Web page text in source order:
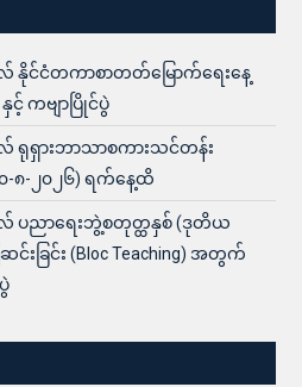
နိုင်ငံတကာစာတတ်မြောက်ရေးနေ့
ကဗျာပြိုင်ပွဲ
ရုရှားဘာသာစကားသင်တန်း
-၈-၂၀၂၆) ရက်နေ့ထိ
ပညာရေးဘွဲ့စတုတ္ထနှစ် (ဒုတိယ
ခြင်း (Bloc Teaching) အတွက်